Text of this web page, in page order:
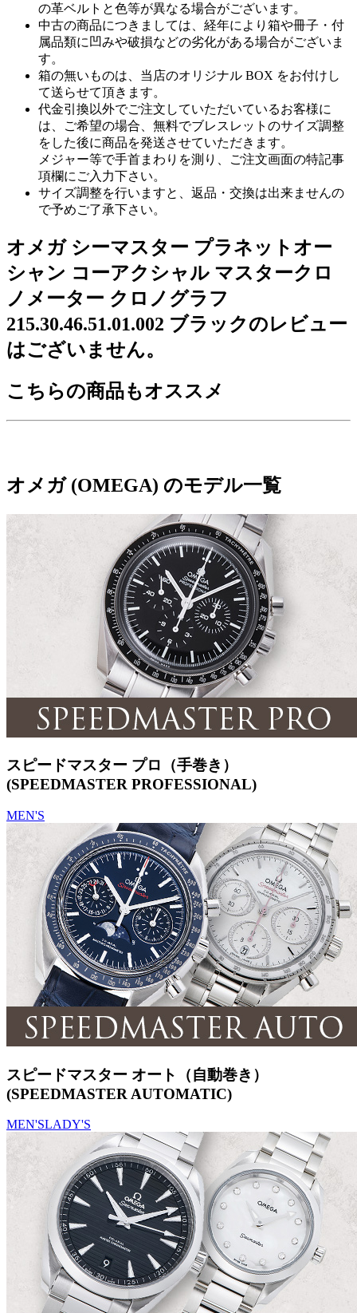
の革ベルトと色等が異なる場合がございます。
中古の商品につきましては、経年により箱や冊子・付
属品類に凹みや破損などの劣化がある場合がございま
す。
箱の無いものは、当店のオリジナル BOX をお付けし
て送らせて頂きます。
代金引換以外でご注文していただいているお客様に
は、ご希望の場合、無料でブレスレットのサイズ調整
をした後に商品を発送させていただきます。
メジャー等で手首まわりを測り、ご注文画面の特記事
項欄にご入力下さい。
サイズ調整を行いますと、返品・交換は出来ませんの
で予めご了承下さい。
オメガ シーマスター プラネットオー
シャン コーアクシャル マスタークロ
ノメーター クロノグラフ
215.30.46.51.01.002 ブラックのレビュー
はございません。
こちらの商品もオススメ
オメガ (OMEGA) のモデル一覧
スピードマスター プロ（手巻き）
(SPEEDMASTER PROFESSIONAL)
MEN'S
スピードマスター オート（自動巻き）
(SPEEDMASTER AUTOMATIC)
MEN'SLADY'S